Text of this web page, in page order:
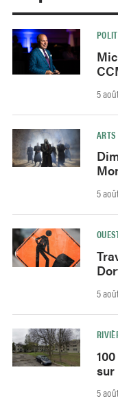
5
5
5
sur
5